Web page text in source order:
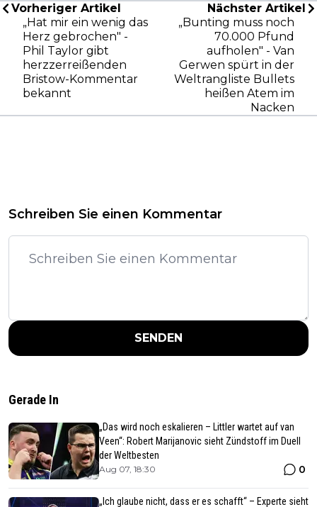
Vorheriger Artikel
„Hat mir ein wenig das
Herz gebrochen" -
Phil Taylor gibt
herzzerreißenden
Bristow-Kommentar
bekannt
Nächster Artikel
„Bunting muss noch
70.000 Pfund
aufholen" - Van
Gerwen spürt in der
Weltrangliste Bullets
heißen Atem im
Nacken
Schreiben Sie einen Kommentar
SENDEN
Gerade In
„Das wird noch eskalieren – Littler wartet auf van
Veen“: Robert Marijanovic sieht Zündstoff im Duell
der Weltbesten
Aug 07, 18:30 0
„Ich glaube nicht, dass er es schafft“ – Experte sieht